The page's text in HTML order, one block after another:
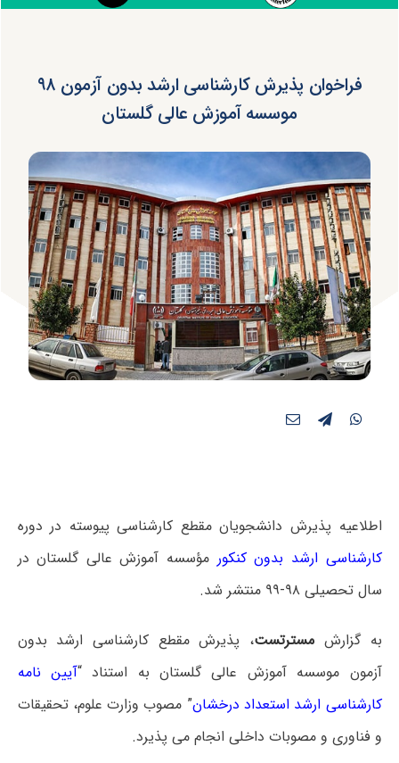
فراخوان پذیرش کارشناسی ارشد بدون آزمون ۹۸
موسسه آموزش عالی گلستان
اطلاعیه پذیرش دانشجویان مقطع کارشناسی پیوسته در دوره
کارشناسی ارشد بدون کنکور مؤسسه آموزش عالی گلستان در
سال تحصیلی ۹۸-۹۹ منتشر شد.
به گزارش مسترتست، پذیرش مقطع کارشناسی ارشد بدون
آزمون موسسه آموزش عالی گلستان به استناد “آیین نامه
کارشناسی ارشد استعداد درخشان” مصوب وزارت علوم، تحقیقات
و فناوری و مصوبات داخلی انجام می پذیرد.